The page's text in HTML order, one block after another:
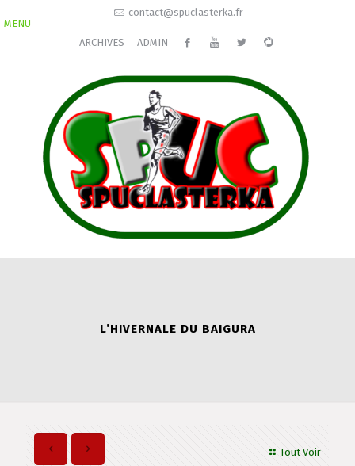
contact@spuclasterka.fr
ARCHIVES ADMIN
MENU
L’HIVERNALE DU BAIGURA
Tout Voir